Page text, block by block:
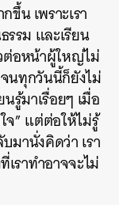
น เพราะเรา
รม และเรียน
ต่อหน้าผู้ใหญ่ไม่
นทุกวันนี้ก็ยังไม่
รู้มาเรื่อยๆ เมื่อ
จ” แต่ต่อให้ไม่รู้
มานั่งคิดว่า เรา
ราทำอาจจะไม่